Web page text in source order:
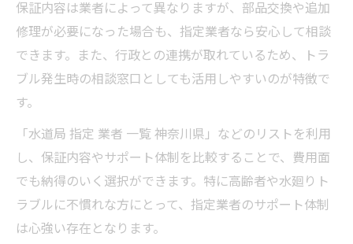
保証内容は業者によって異なりますが、部品交換や追加
修理が必要になった場合も、指定業者なら安心して相談
できます。また、行政との連携が取れているため、トラ
ブル発生時の相談窓口としても活用しやすいのが特徴で
す。
「水道局 指定 業者 一覧 神奈川県」などのリストを利用
し、保証内容やサポート体制を比較することで、費用面
でも納得のいく選択ができます。特に高齢者や水廻りト
ラブルに不慣れな方にとって、指定業者のサポート体制
は心強い存在となります。